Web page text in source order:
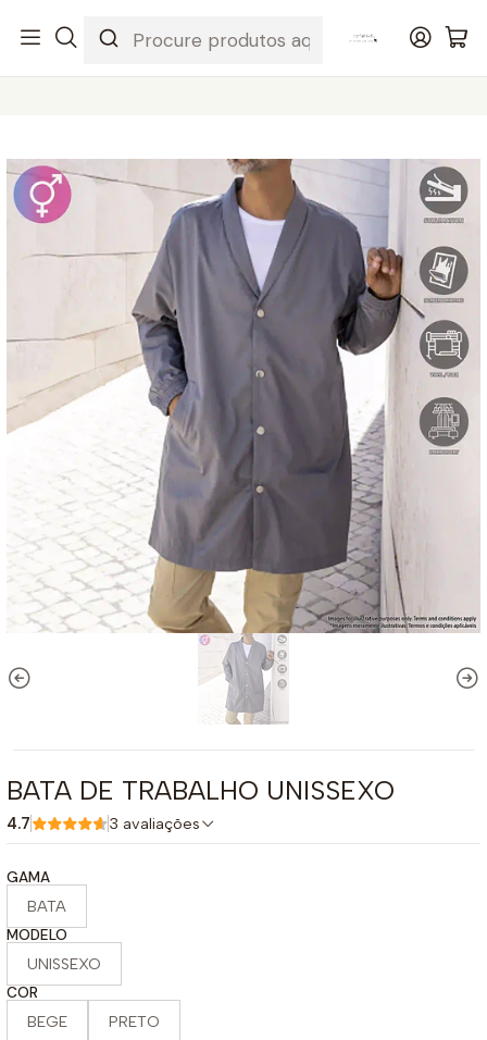
OUTROS BATA DE TRABALHO UNISSEXO
BATA DE TRABALHO UNISSEXO
4.7 3 avaliações
GAMA
BATA
MODELO
UNISSEXO
COR
BEGE PRETO